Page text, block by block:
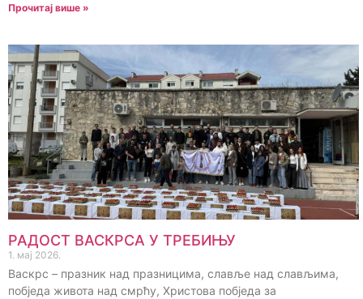
Прочитај више »
РАДОСТ ВАСКРСА У ТРЕБИЊУ
1. мај 2026.
Васкрс – празник над празницима, славље над слављима,
побједа живота над смрћу, Христова побједа за